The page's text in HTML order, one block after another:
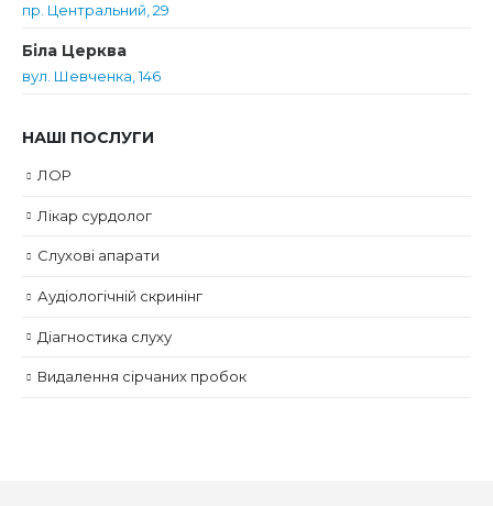
пр. Центральний, 29
Біла Церква
вул. Шевченка, 146
НАШІ ПОСЛУГИ
ЛОР
Лікар сурдолог
Слухові апарати
Аудіологічній скринінг
Діагностика слуху
Видалення сірчаних пробок